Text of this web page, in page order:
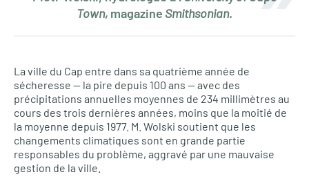
Town, magazine Smithsonian.
La ville du Cap entre dans sa quatrième année de
sécheresse — la pire depuis 100 ans — avec des
précipitations annuelles moyennes de 234 millimètres au
cours des trois dernières années, moins que la moitié de
la moyenne depuis 1977. M. Wolski soutient que les
changements climatiques sont en grande partie
responsables du problème, aggravé par une mauvaise
gestion de la ville.